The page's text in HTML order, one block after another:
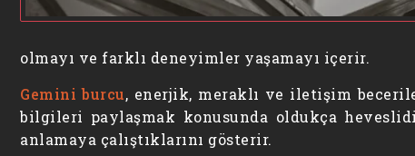
olmayı ve farklı deneyimler yaşamayı içerir.
Gemini burcu, enerjik, meraklı ve iletişim
bilgileri paylaşmak konusunda oldukça
anlamaya çalıştıklarını gösterir.